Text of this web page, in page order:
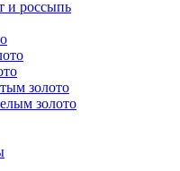
и россыпь
золото
золото